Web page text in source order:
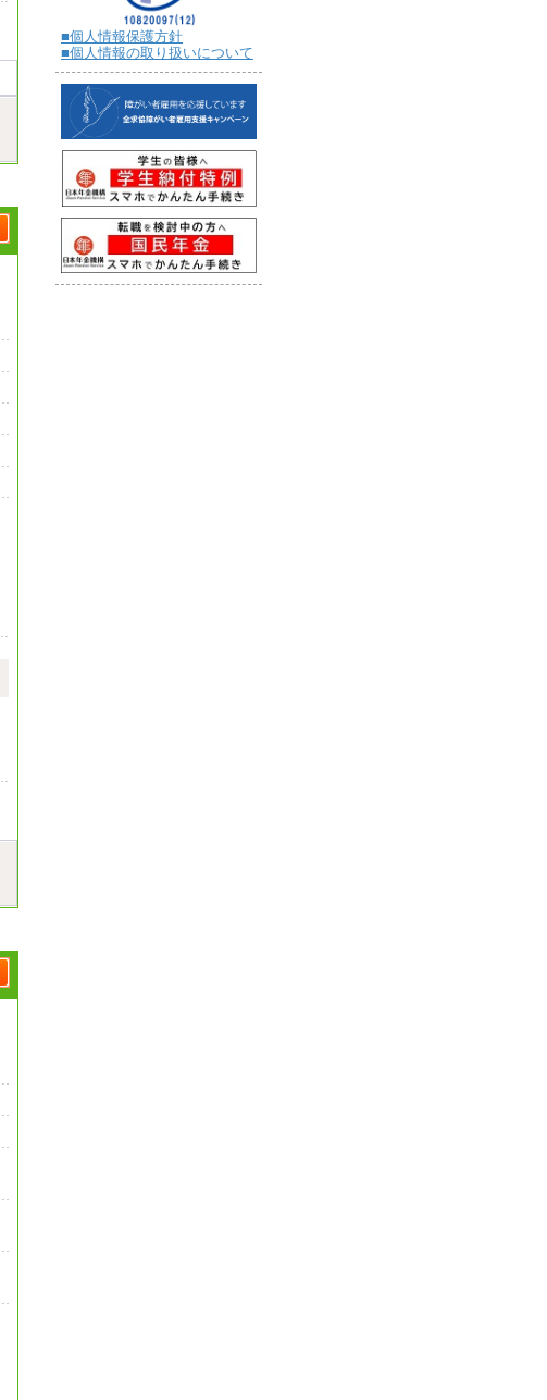
■個人情報保護方針
■個人情報の取り扱いについて